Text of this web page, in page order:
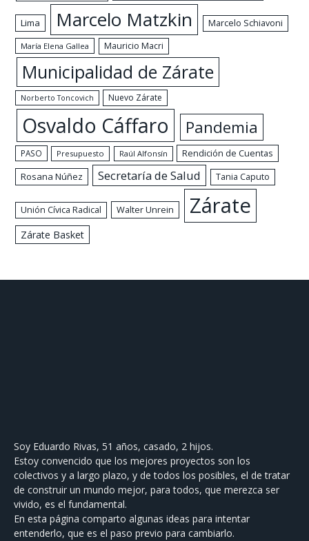
Lima Marcelo Matzkin Marcelo Schiavoni
María Elena Gallea Mauricio Macri
Municipalidad de Zárate
Norberto Toncovich Nuevo Zárate
Osvaldo Cáffaro Pandemia
PASO Presupuesto Raúl Alfonsín
Rendición de Cuentas
Rosana Núñez
Secretaría de Salud Tania Caputo
Unión Cívica Radical Walter Unrein Zárate
Zárate Basket
Soy Eduardo Rivas, 51 años, casado, 2 hijos.
Estoy convencido que los mejores proyectos son los
colectivos y a largo plazo, y de todos los posibles, el de tratar
de construir un mundo mejor, para todos, que merezca ser
vivido, es el fundamental.
En esta página comparto algunas ideas para intentar
entenderlo, que es el paso previo para cambiarlo.